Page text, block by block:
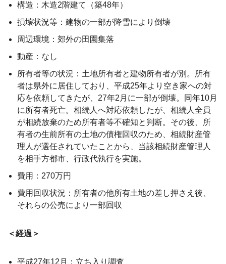
構造：木造2階建て（築48年）
損壊状況等：建物の一部が降雪により倒壊
周辺環境：郊外の田園集落
動産：なし
所有者等の状況：土地所有者と建物所有者が別。所有
者は県外に居住しており、平成25年より空き家への対
応を依頼してきたが、27年2月に一部が倒壊。同年10月
に所有者死亡。相続人へ対応依頼したが、相続人全員
が相続放棄のため所有者等不確知と判断。その後、所
有者の生前所有の土地の債権回収のため、相続財産管
理人が選任されていたことから、当該相続財産管理人
を相手方都市、行政代執行を実施。
費用：270万円
費用回収状況：所有者の他所有土地の差し押さえ後、
それらの公売により一部回収
＜経過＞
平成27年12月：立ち入り調査